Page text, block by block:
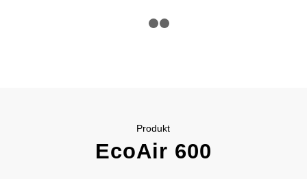
Produkt
EcoAir 600